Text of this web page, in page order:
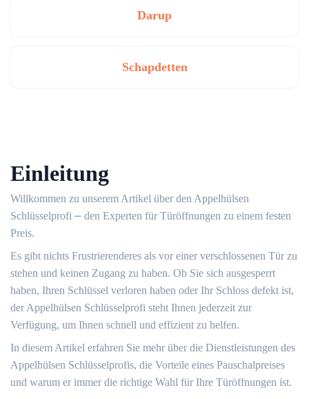
Darup
Schapdetten
Einleitung
Willkommen zu unserem Artikel über den Appelhülsen
Schlüsselprofi ⎼ den Experten für Türöffnungen zu einem festen
Preis.​
Es gibt nichts Frustrierenderes als vor einer verschlossenen Tür zu
stehen und keinen Zugang zu haben.​ Ob Sie sich ausgesperrt
haben, Ihren Schlüssel verloren haben oder Ihr Schloss defekt ist,
der Appelhülsen Schlüsselprofi steht Ihnen jederzeit zur
Verfügung, um Ihnen schnell und effizient zu helfen.
In diesem Artikel erfahren Sie mehr über die Dienstleistungen des
Appelhülsen Schlüsselprofis, die Vorteile eines Pauschalpreises
und warum er immer die richtige Wahl für Ihre Türöffnungen ist.​